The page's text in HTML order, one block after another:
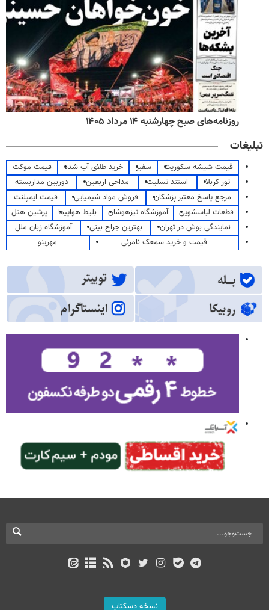
روزنامه‌های صبح چهارشنبه ۱۴ مرداد ۱۴۰۵
تبلیغات
قیمت شیشه سکوریت سفیر خرید طلای آب شده
قیمت موکت
تور کربلا
استند تسلیت مداحی اربعین
دوربین مداربسته
مرجع پاسخ معتبر پزشکان
فروش مواد شیمیایی
قیمت ایمپلنت
قطعات لباسشویی
آموزشگاه تیزهوشان بلیط هواپیما
پرشین هتل
نمایندگی بوش در تهران
بهترین جراح بینی
آموزشگاه زبان ملل
قیمت و خرید سمعک نامرئی
مهرینو
نسخه دسکتاپ